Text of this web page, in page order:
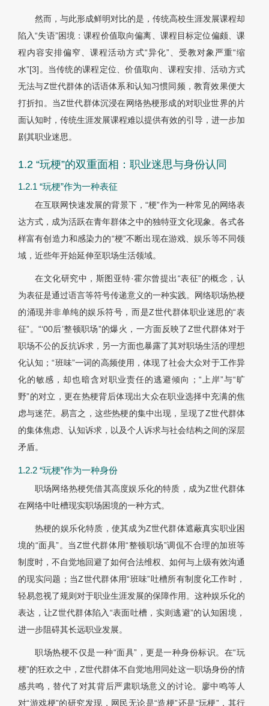
然而，与此形成鲜明对比的是，传统高校生涯发展课程却
陷入“失语”困境：课程价值取向偏离、课程目标定位偏颇、课
程内容安排偏窄、课程活动方式“异化”、受教对象严重“缩
水”[3]。当传统的课程定位、价值取向、课程安排、活动方式
无法与Z世代群体的话语体系和认知习惯同频，教育效果便大
打折扣。当Z世代群体沉浸在网络热梗形成的对职业世界的片
面认知时，传统生涯发展课程难以提供有效的引导，进一步加
剧其职业迷思。
1.2 “玩梗”的双重面相：职业迷思与身份认同
1.2.1 “玩梗”作为一种表征
在互联网快速发展的背景下，“梗”作为一种常见的网络表
达方式，成为活跃在青年群体之中的独特亚文化现象。各式各
样富有创造力和感染力的“梗”不断出现在游戏、娱乐等不同领
域，近些年开始延伸至职场生活领域。
在文化研究中，斯图亚特·霍尔曾提出“表征”的概念，认
为表征是通过语言等符号传递意义的一种实践。网络职场热梗
的涌现并非单纯的娱乐符号，而是Z世代群体职业迷思的“表
征”。“‘00后’整顿职场”的爆火，一方面反映了Z世代群体对于
职场不公的反抗诉求，另一方面也暴露了其对职场生活的理想
化认知；“班味”一词的高频使用，体现了社会大众对于工作异
化的敏感，却也暗含对职业责任的逃避倾向；“上岸”与“旷
野”的对立，更在热梗背后体现出大众在职业选择中充满的焦
虑与迷茫。易言之，这些热梗的集中出现，呈现了Z世代群体
的集体焦虑、认知诉求，以及个人诉求与社会结构之间的深层
矛盾。
1.2.2 “玩梗”作为一种身份
职场网络热梗凭借其高度娱乐化的特质，成为Z世代群体
在网络中吐槽现实职场困境的一种方式。
热梗的娱乐化特质，使其成为Z世代群体遮蔽真实职业困
境的“面具”。当Z世代群体用“整顿职场”调侃不合理的加班等
制度时，不自觉地回避了如何合法维权、如何与上级有效沟通
的现实问题；当Z世代群体用“班味”吐槽所有制度化工作时，
轻易忽视了规则对于职业生涯发展的保障作用。这种娱乐化的
表达，让Z世代群体陷入“表面吐槽，实则逃避”的认知困境，
进一步阻碍其长远职业发展。
职场热梗不仅是一种“面具”，更是一种身份标识。在“玩
梗”的狂欢之中，Z世代群体不自觉地用同处这一职场身份的情
感共鸣，替代了对其背后严肃职场意义的讨论。廖中鸣等人
对“游戏梗”的研究发现，网民无论是“造梗”还是“玩梗”，其行